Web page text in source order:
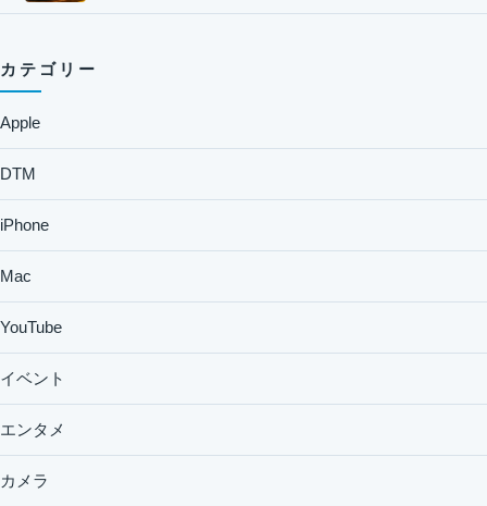
カテゴリー
Apple
DTM
iPhone
Mac
YouTube
イベント
エンタメ
カメラ